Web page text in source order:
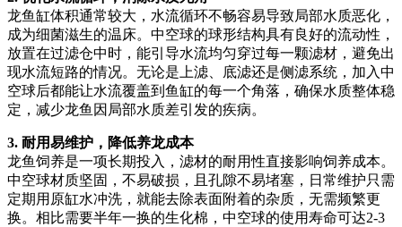
龙鱼缸体积通常较大，水流循环不畅容易导致局部水质恶化，
成为细菌滋生的温床。中空球的球形结构具有良好的流动性，
放置在过滤仓中时，能引导水流均匀穿过每一颗滤材，避免出
现水流短路的情况。无论是上滤、底滤还是侧滤系统，加入中
空球后都能让水流覆盖到鱼缸的每一个角落，确保水质整体稳
定，减少龙鱼因局部水质差引发的疾病。
3. 耐用易维护，降低养龙成本
龙鱼饲养是一项长期投入，滤材的耐用性直接影响饲养成本。
中空球材质坚固，不易破损，且孔隙不易堵塞，日常维护只需
定期用原缸水冲洗，就能去除表面附着的杂质，无需频繁更
换。相比需要半年一换的生化棉，中空球的使用寿命可达2-3